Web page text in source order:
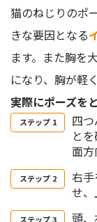
猫のねじりのポ
きな要因となる
ます。また胸を
になり、胸が軽
実際にポーズを
四
と
面方
右
せ、
頭